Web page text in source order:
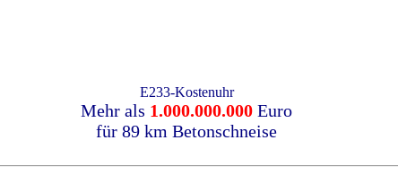
E233-Kostenuhr
Mehr als 1.000.000.000 Euro
für 89 km Betonschneise